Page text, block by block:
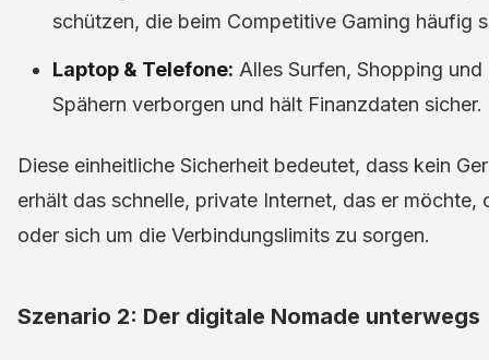
schützen, die beim Competitive Gaming häufig
Laptop & Telefone: Alles Surfen, Shopping
Spähern verborgen und hält Finanzdaten sicher.
Diese einheitliche Sicherheit bedeutet, dass kein
erhält das schnelle, private Internet, das er möchte,
oder sich um die Verbindungslimits zu sorgen.
Szenario 2: Der digitale Nomade unterwegs